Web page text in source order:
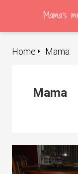
Mama
Home
Mama
zijn
om
te